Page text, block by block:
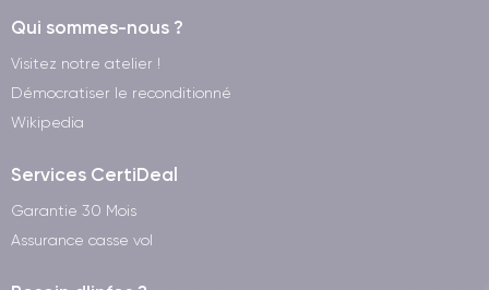
Qui sommes-nous ?
Visitez notre atelier !
Démocratiser le reconditionné
Wikipedia
Services CertiDeal
Garantie 30 Mois
Assurance casse vol